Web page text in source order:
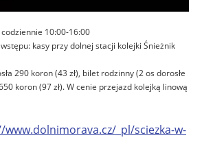
10:00-16:00
kasy przy dolnej stacji kolejki Śnieżnik
290 koron (43 zł), bilet rodzinny (2 os dorosłe
koron (97 zł). W cenie przejazd kolejką linową
_pl/sciezka-w-